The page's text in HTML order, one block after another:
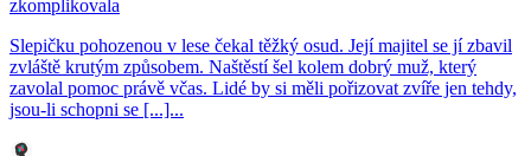
zkomplikovala
Slepičku pohozenou v lese čekal těžký osud. Její majitel se jí zbavil
zvláště krutým způsobem. Naštěstí šel kolem dobrý muž, který
zavolal pomoc právě včas. Lidé by si měli pořizovat zvíře jen tehdy,
jsou-li schopni se [...]...